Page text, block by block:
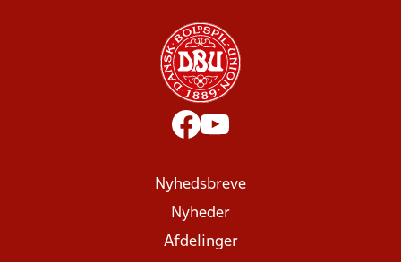
Nyhedsbreve
Nyheder
Afdelinger